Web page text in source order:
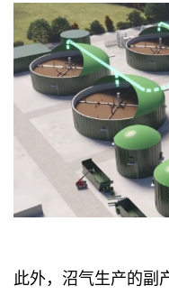
此外，沼气生产的